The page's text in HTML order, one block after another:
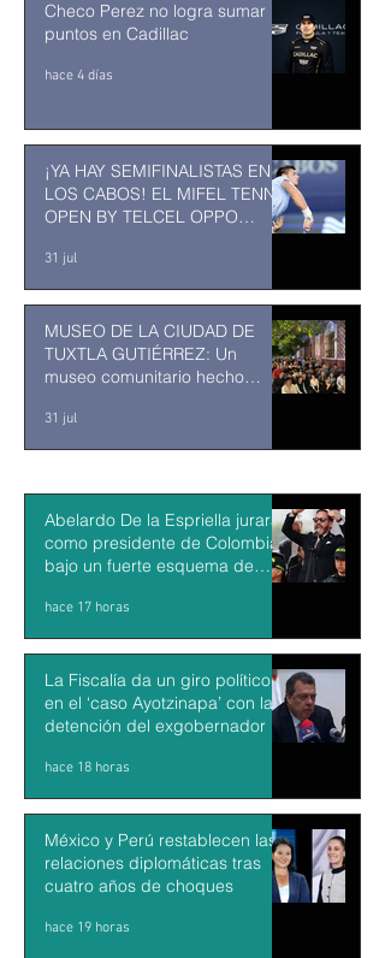
Checo Perez no logra sumar
puntos en Cadillac
hace 4 días
¡YA HAY SEMIFINALISTAS EN
LOS CABOS! EL MIFEL TENNIS
OPEN BY TELCEL OPPO
31 jul
MUSEO DE LA CIUDAD DE
TUXTLA GUTIÉRREZ: Un
museo comunitario hecho
31 jul
Abelardo De la Espriella jurará
como presidente de Colombia
bajo un fuerte esquema de
hace 17 horas
La Fiscalía da un giro político
en el ‘caso Ayotzinapa’ con la
detención del exgobernador de
hace 18 horas
México y Perú restablecen las
relaciones diplomáticas tras
cuatro años de choques
hace 19 horas